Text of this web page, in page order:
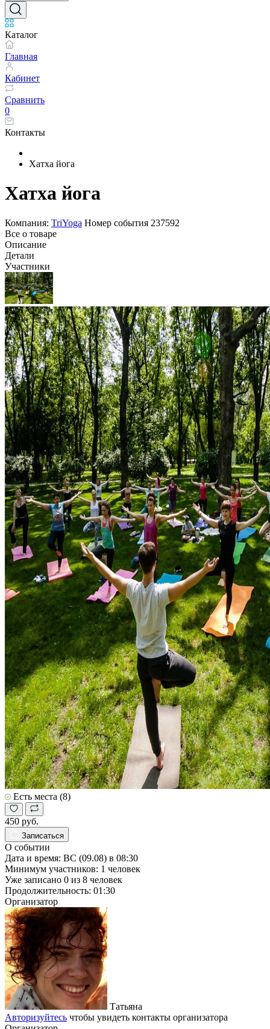
Каталог
Главная
Кабинет
Сравнить
0
Контакты
Хатха йога
Хатха йога
Компания: TriYoga Номер события 237592
Все о товаре
Описание
Детали
Участники
Есть места (8)
450 руб.
Записаться
О событии
Дата и время: ВС (09.08) в 08:30
Минимум участников: 1 человек
Уже записано 0 из 8 человек
Продолжительность: 01:30
Организатор
Татьяна
Авторизуйтесь чтобы увидеть контакты организатора